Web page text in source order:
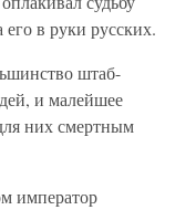
в руки русских.
штаб-
и малейшее
них смертным
император